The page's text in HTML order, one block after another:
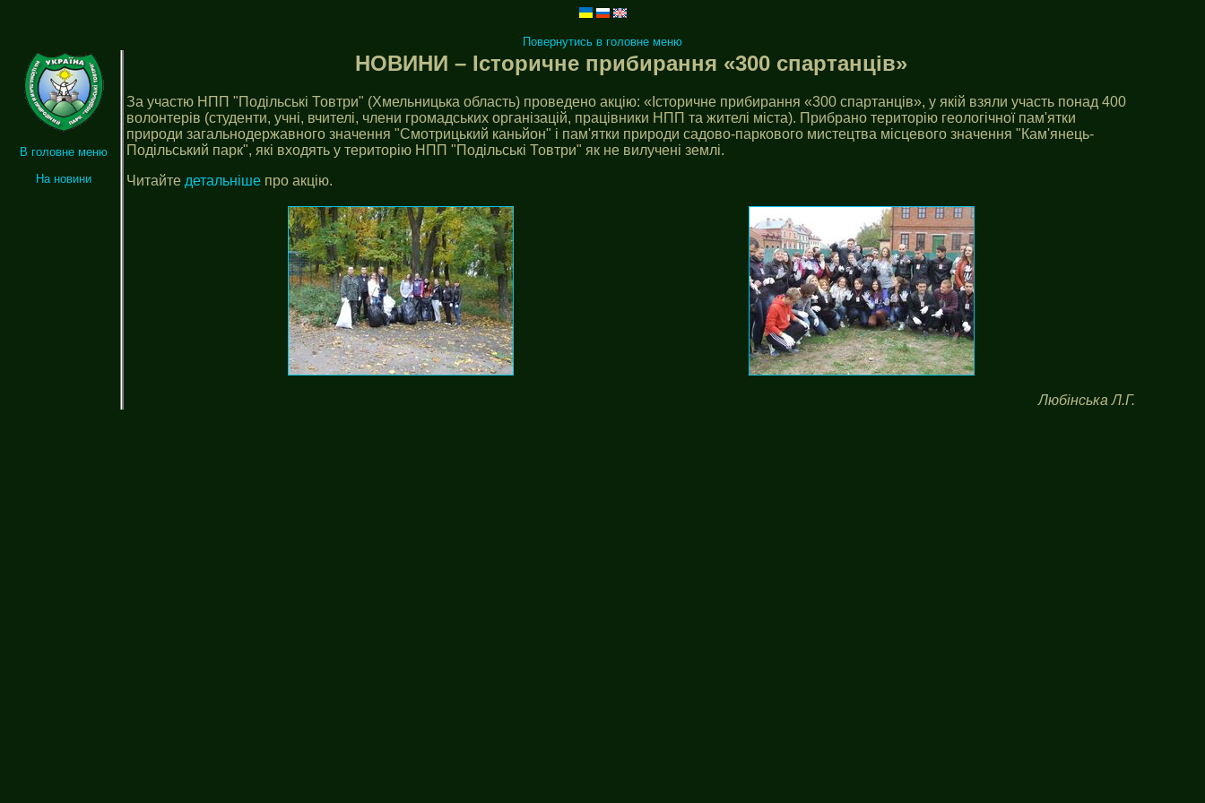
Повернутись в головне меню
В головне меню
На новини
НОВИНИ – Історичне прибирання «300 спартанців»
За участю НПП "Подільські Товтри" (Хмельницька область) проведено акцію: «Історичне прибирання «300 спартанців», у якій взяли участь понад 400
волонтерів (студенти, учні, вчителі, члени громадських організацій, працівники НПП та жителі міста). Прибрано територію геологічної пам'ятки
природи загальнодержавного значення "Смотрицький каньйон" і пам'ятки природи садово-паркового мистецтва місцевого значення "Кам'янець-
Подільський парк", які входять у територію НПП "Подільські Товтри" як не вилучені землі.
Читайте детальніше про акцію.
Любінська Л.Г.